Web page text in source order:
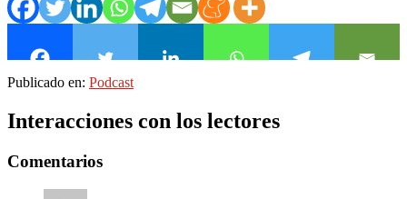
Publicado en: Podcast
Interacciones con los lectores
Comentarios